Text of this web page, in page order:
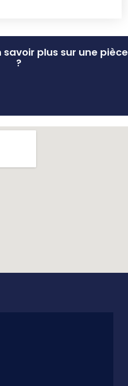
plus sur une pièce
?